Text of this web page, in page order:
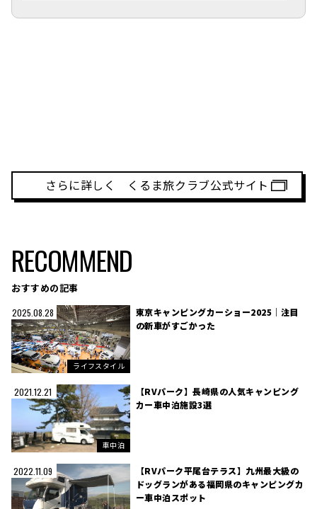
さらに詳しく くるま旅クラブ公式サイト
RECOMMEND
おすすめの記事
2025.08.28
ライフスタイル
東京キャンピングカーショー2025｜注目
の新車がすごかった
2021.12.21
車中泊
【RVパーク】長崎県の人気キャンピング
カー車中泊施設3選
2022.11.09
【RVパーク平尾台テラス】九州最大級の
ドッグランがある福岡県のキャンピングカ
ー車中泊スポット